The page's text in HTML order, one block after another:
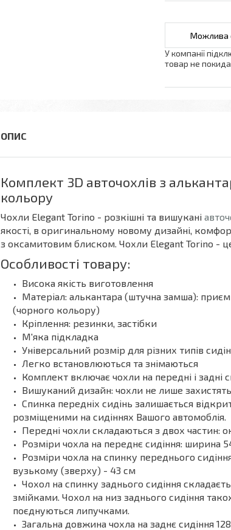
У компанії
товар не
Комплект 3D авточохлів з
кольору
Чохли Elegant Torino - розкішні та вишукані
якості, в оригинальному новому дизайні,
з оксамитовим блиском. Чохли Elegant Torino -
Особливості товару:
Висока якість виготовлення
Матеріал: алькантара (штучна замша):
(чорного кольору)
Кріплення: резинки, застібки
М'яка підкладка
Універсальний розмір для різних типів
Легко встановлюються та знімаються
Комплект включає чохли на передні і задні
Вишуканий дизайн: чохли не лише
Спинка передніх сидінь залишається
розміщеними на сидіннях Вашого автомоблія.
Передні чохли складаються з двох частин:
Розміри чохла на переднє сидіння: ширина
Розміри чохла на спинку переднього
вузькому (зверху) - 43 см
Чохол на спинку заднього сидіння
змійками. Чохол на низ заднього сидіння
поєднуються липучками.
Загальна довжина чохла на заднє сидіння